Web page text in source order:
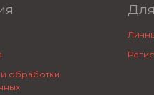
обработки